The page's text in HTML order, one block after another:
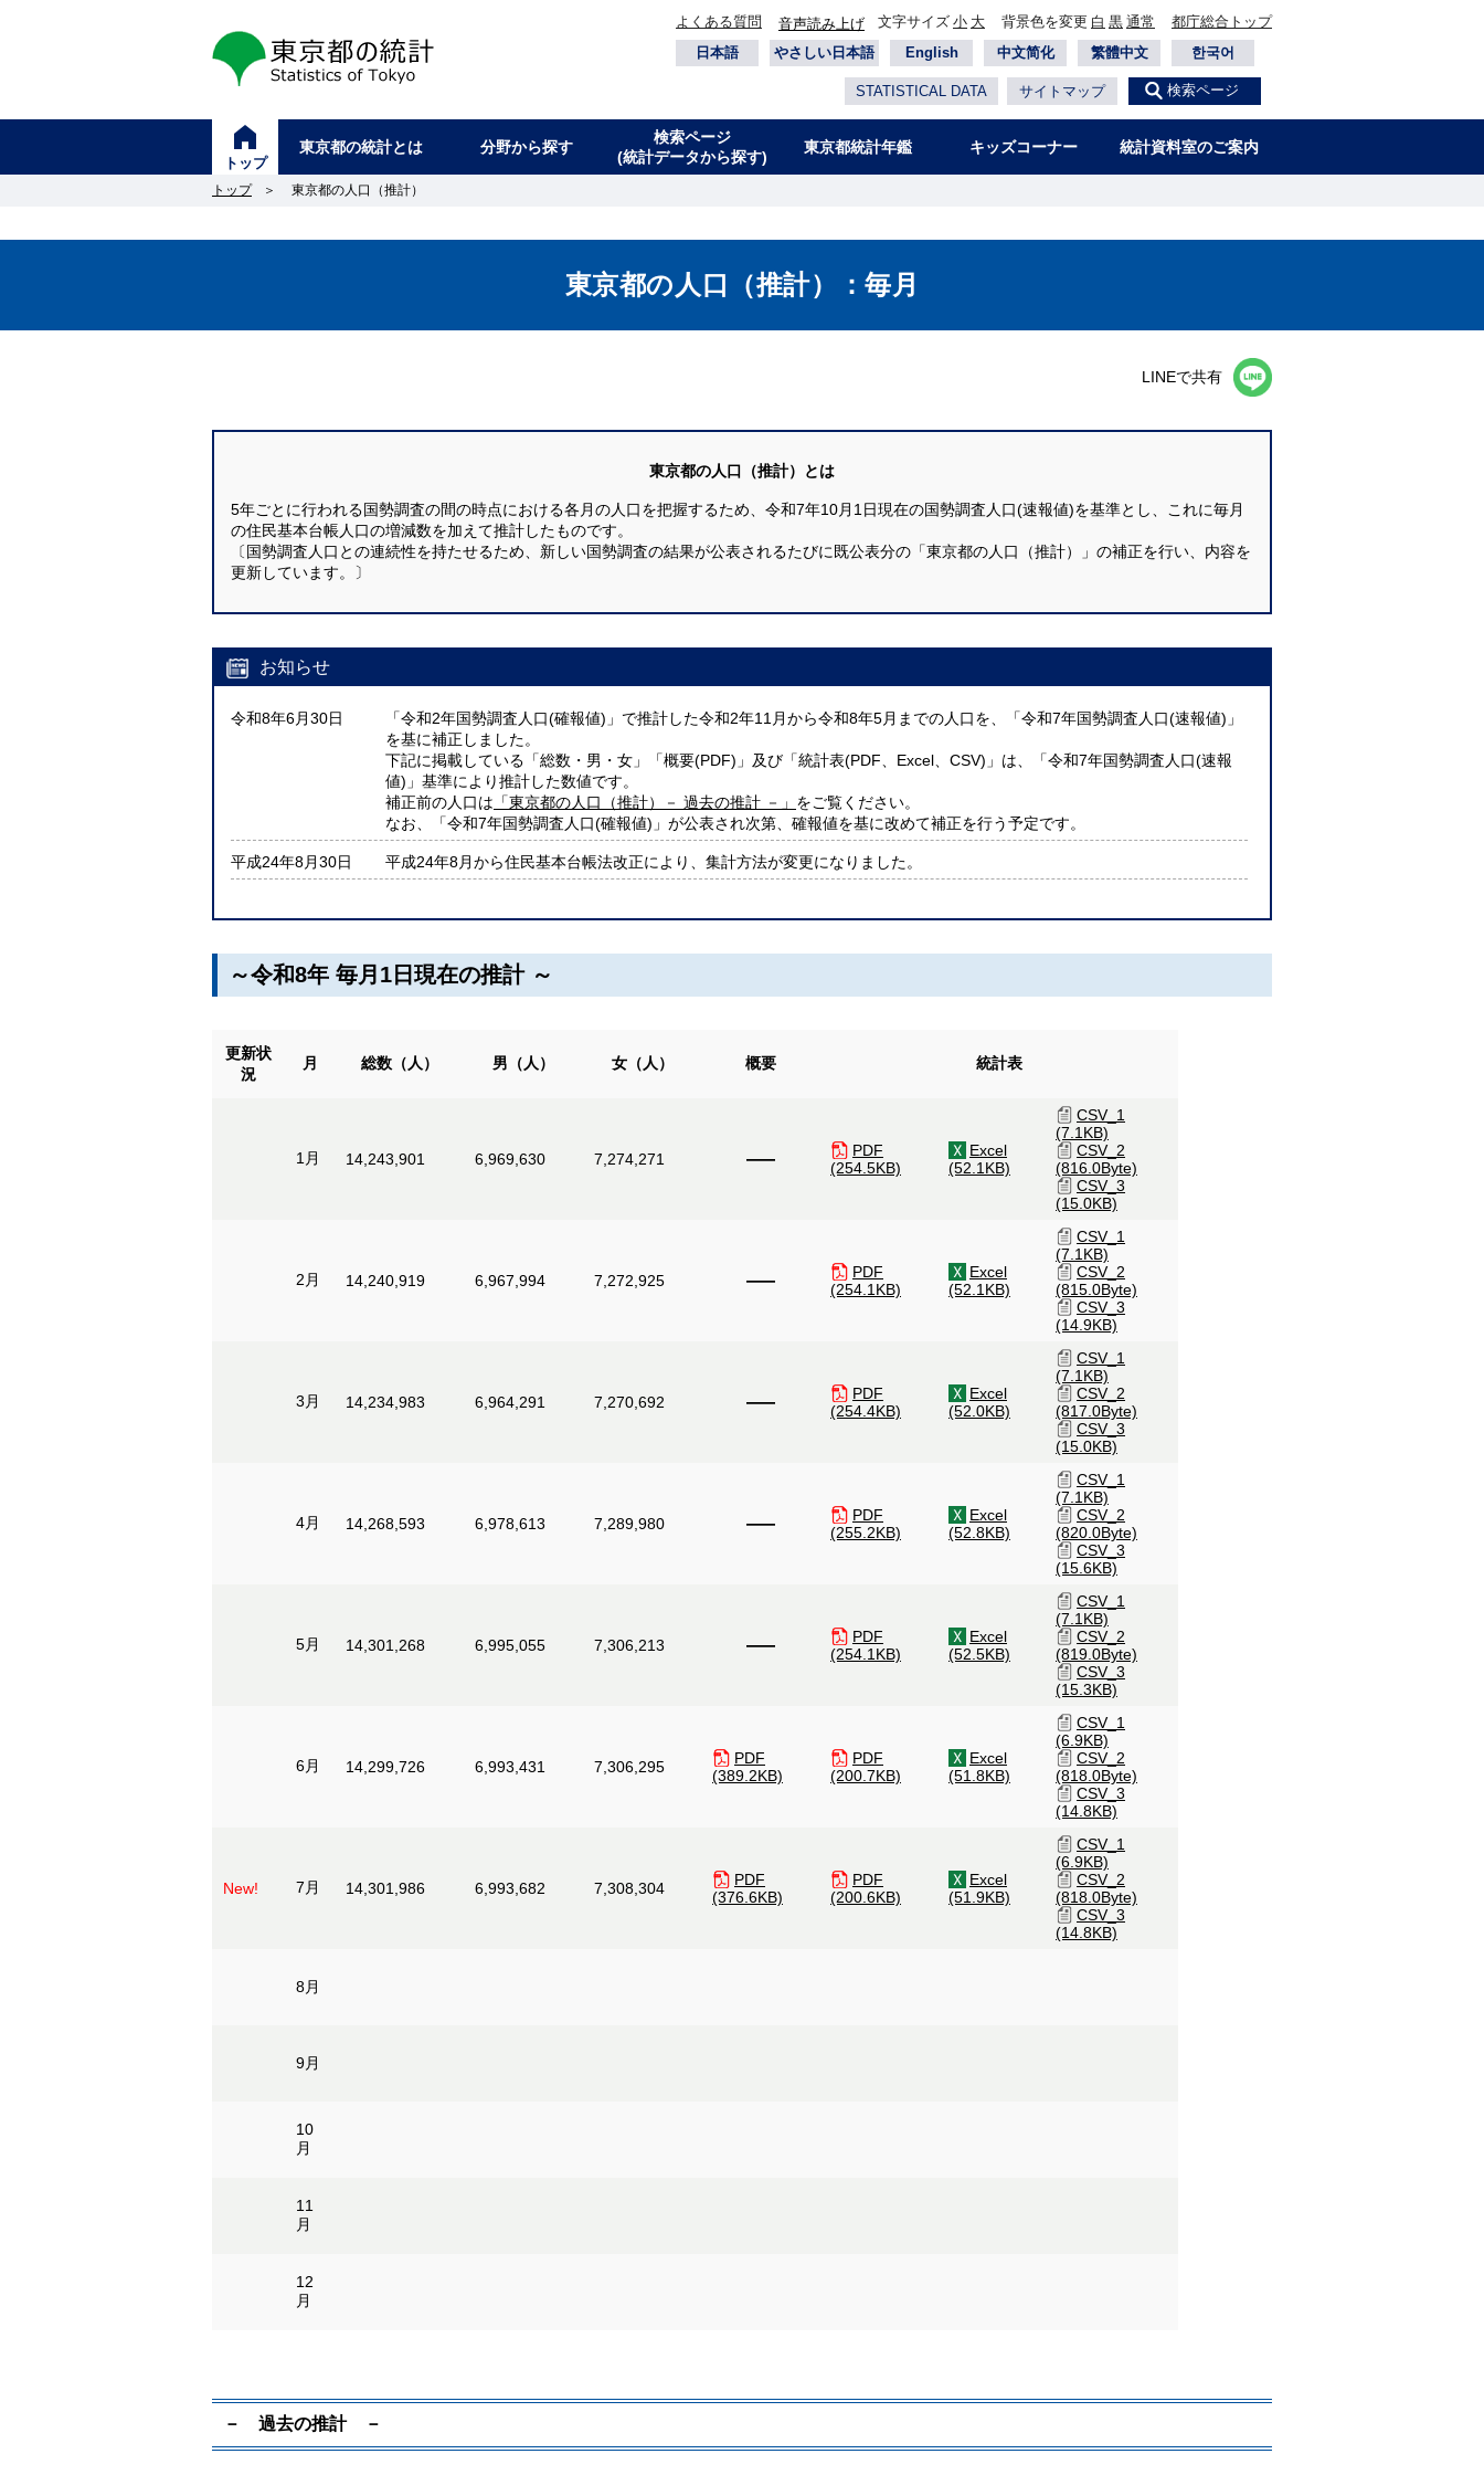
東京都の統計
よくある質問 音声読み上げ 文字サイズ 小 大 背景色を変更 白 黒 通常
都庁総合トップ
日本語
やさしい日本語 English 中文简化 繁體中文 한국어
STATISTICAL DATA サイトマップ 検索ページ
トップ
東京都の統計とは 分野から探す
検索ページ
(統計データから探す)
東京都統計年鑑 キッズコーナー 統計資料室のご案内
トップ ＞ 東京都の人口（推計）
東京都の人口（推計）：毎月
LINEで共有
東京都の人口（推計）とは
5年ごとに行われる国勢調査の間の時点における各月の人口を把握するため、令和7年10月1日現在の国勢調査人口(速報値)を基準とし、これに毎月
の住民基本台帳人口の増減数を加えて推計したものです。
〔国勢調査人口との連続性を持たせるため、新しい国勢調査の結果が公表されるたびに既公表分の「東京都の人口（推計）」の補正を行い、内容を
更新しています。〕
お知らせ
令和8年6月30日
「令和2年国勢調査人口(確報値)」で推計した令和2年11月から令和8年5月までの人口を、「令和7年国勢調査人口(速報値)」
を基に補正しました。
下記に掲載している「総数・男・女」「概要(PDF)」及び「統計表(PDF、Excel、CSV)」は、「令和7年国勢調査人口(速報
値)」基準により推計した数値です。
補正前の人口は 「東京都の人口（推計）－ 過去の推計 －」 をご覧ください。
なお、「令和7年国勢調査人口(確報値)」が公表され次第、確報値を基に改めて補正を行う予定です。
平成24年8月30日 平成24年8月から住民基本台帳法改正により、集計方法が変更になりました。
～令和8年 毎月1日現在の推計 ～
更新状
況
月 総数（人） 男（人） 女（人） 概要 統計表
1月 14,243,901 6,969,630 7,274,271 ―
PDF
(254.5KB)
Excel
(52.1KB)
CSV_1
(7.1KB)
CSV_2
(816.0Byte)
CSV_3
(15.0KB)
2月 14,240,919 6,967,994 7,272,925 ―
PDF
(254.1KB)
Excel
(52.1KB)
CSV_1
(7.1KB)
CSV_2
(815.0Byte)
CSV_3
(14.9KB)
3月 14,234,983 6,964,291 7,270,692 ―
PDF
(254.4KB)
Excel
(52.0KB)
CSV_1
(7.1KB)
CSV_2
(817.0Byte)
CSV_3
(15.0KB)
4月 14,268,593 6,978,613 7,289,980 ―
PDF
(255.2KB)
Excel
(52.8KB)
CSV_1
(7.1KB)
CSV_2
(820.0Byte)
CSV_3
(15.6KB)
5月 14,301,268 6,995,055 7,306,213 ―
PDF
(254.1KB)
Excel
(52.5KB)
CSV_1
(7.1KB)
CSV_2
(819.0Byte)
CSV_3
(15.3KB)
6月 14,299,726 6,993,431 7,306,295
PDF
(389.2KB)
PDF
(200.7KB)
Excel
(51.8KB)
CSV_1
(6.9KB)
CSV_2
(818.0Byte)
CSV_3
(14.8KB)
New! 7月 14,301,986 6,993,682 7,308,304
PDF
(376.6KB)
PDF
(200.6KB)
Excel
(51.9KB)
CSV_1
(6.9KB)
CSV_2
(818.0Byte)
CSV_3
(14.8KB)
8月
9月
10
月
11
月
12
月
－ 過去の推計 －